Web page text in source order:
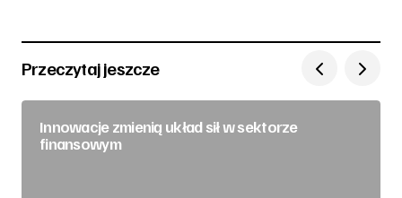
Przeczytaj jeszcze
Innowacje zmienią układ sił w sektorze
finansowym